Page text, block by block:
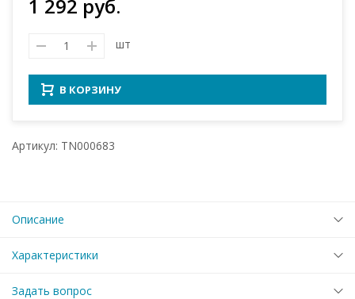
1 292 руб.
шт
В КОРЗИНУ
Артикул: TN000683
Описание
Характеристики
Задать вопрос